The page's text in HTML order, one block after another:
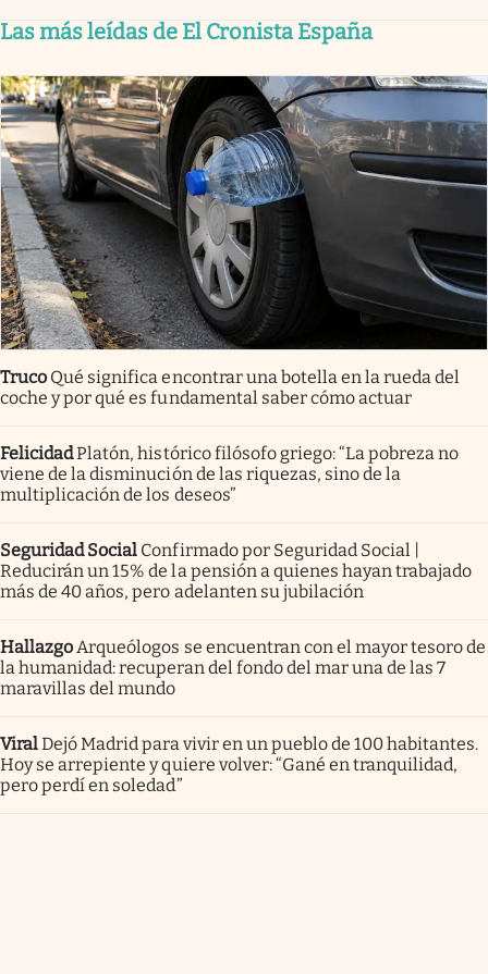
Las más leídas de El Cronista España
Truco Qué significa encontrar una botella en la rueda del
coche y por qué es fundamental saber cómo actuar
FelicidadPlatón, histórico filósofo griego: “La pobreza no
viene de la disminución de las riquezas, sino de la
multiplicación de los deseos”
Seguridad Social Confirmado por Seguridad Social |
Reducirán un 15% de la pensión a quienes hayan trabajado
más de 40 años, pero adelanten su jubilación
Hallazgo Arqueólogos se encuentran con el mayor tesoro de
la humanidad: recuperan del fondo del mar una de las 7
maravillas del mundo
ViralDejó Madrid para vivir en un pueblo de 100 habitantes.
Hoy se arrepiente y quiere volver: “Gané en tranquilidad,
pero perdí en soledad”